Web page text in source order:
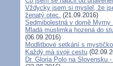
Vždycky jsem si myslel, že
ženatý otec. (21.09.2016)
Sedmibolestná v domě Myrny
Mladá muslimka hozená do
(06.09.2016)
Modlitbové setkání s
Každý má svoji cestu
Dr. Gloria Polo na Slovensku